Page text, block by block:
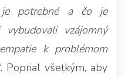
potrebné a čo je
vzájomný
k problémom
. Poprial všetkým, aby